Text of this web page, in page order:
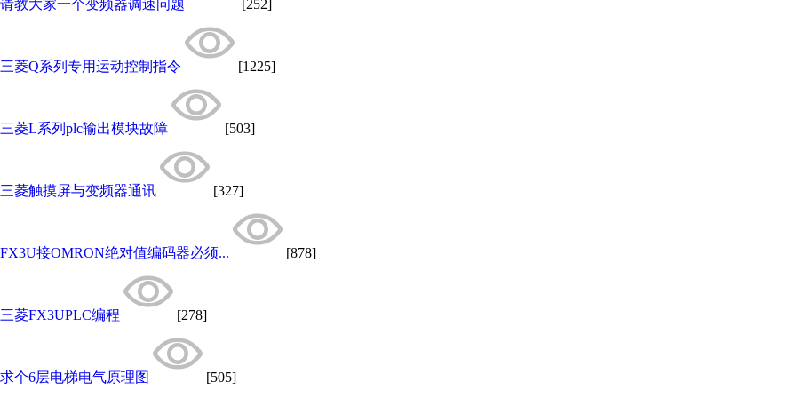
请教大家一个变频器调速问题 [252]
三菱Q系列专用运动控制指令 [1225]
三菱L系列plc输出模块故障 [503]
三菱触摸屏与变频器通讯 [327]
FX3U接OMRON绝对值编码器必须... [878]
三菱FX3UPLC编程 [278]
求个6层电梯电气原理图 [505]